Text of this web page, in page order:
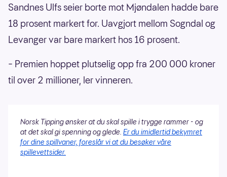
Sandnes Ulfs seier borte mot Mjøndalen hadde bare
18 prosent markert for. Uavgjort mellom Sogndal og
Levanger var bare markert hos 16 prosent.
– Premien hoppet plutselig opp fra 200 000 kroner
til over 2 millioner, ler vinneren.
Norsk Tipping ønsker at du skal spille i trygge rammer - og
at det skal gi spenning og glede. Er du imidlertid bekymret
for dine spillvaner, foreslår vi at du besøker våre
spillevettsider.